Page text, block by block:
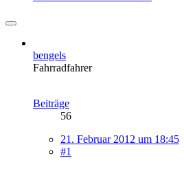
bengels
Fahrradfahrer
Beiträge
56
21. Februar 2012 um 18:45
#1